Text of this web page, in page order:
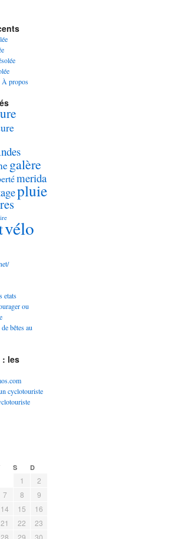
À propos
galère
merida
pluie
vélo
etats
ou
bêtes au
: les
cyclotouriste
S D
1
2
7 8
9
14 15
16
21 22
23
28 29
30